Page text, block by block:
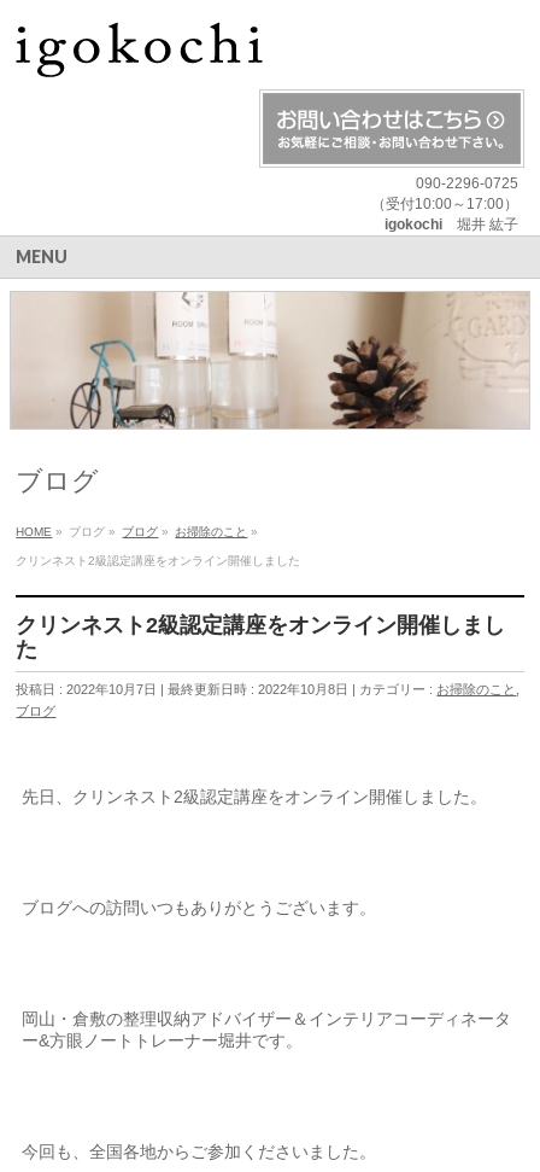
090-2296-0725
（受付10:00～17:00）
igokochi堀井 紘子
MENU
ブログ
HOME » ブログ » ブログ » お掃除のこと »
クリンネスト2級認定講座をオンライン開催しました
クリンネスト2級認定講座をオンライン開催しまし
た
投稿日 : 2022年10月7日 最終更新日時 : 2022年10月8日 カテゴリー : お掃除のこと
ブログ
先日、クリンネスト2級認定講座をオンライン開催しました。
ブログへの訪問いつもありがとうございます。
岡山・倉敷の整理収納アドバイザー＆インテリアコーディネータ
ー&方眼ノートトレーナー堀井です。
今回も、全国各地からご参加くださいました。